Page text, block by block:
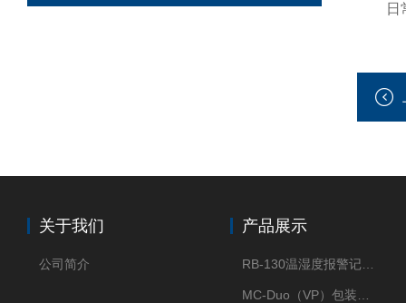
日常
关于我们
公司简介
产品展示